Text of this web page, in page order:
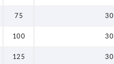
75 30
100 30
125 30